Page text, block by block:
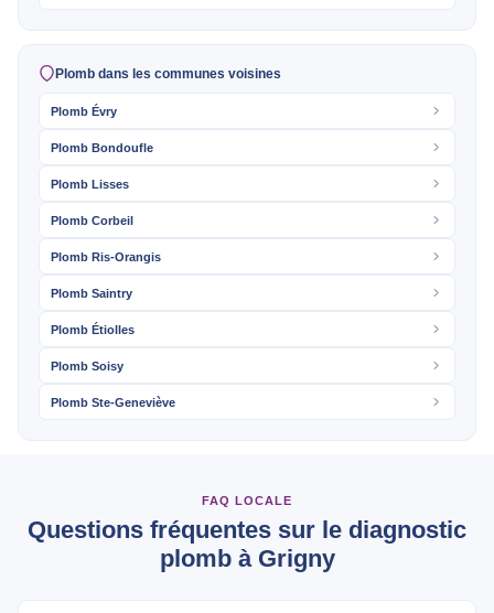
Plomb dans les communes voisines
Plomb Évry
Plomb Bondoufle
Plomb Lisses
Plomb Corbeil
Plomb Ris-Orangis
Plomb Saintry
Plomb Étiolles
Plomb Soisy
Plomb Ste-Geneviève
FAQ LOCALE
Questions fréquentes sur le diagnostic
plomb à Grigny